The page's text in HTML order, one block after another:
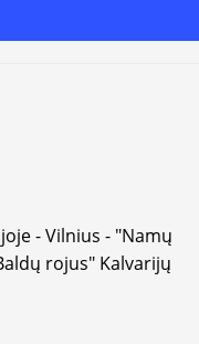
- Vilnius - "Namų
rojus" Kalvarijų